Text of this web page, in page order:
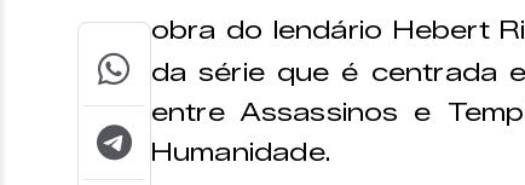
obra do lendário Hebert
da série que é centrada
entre Assassinos e
Humanidade.